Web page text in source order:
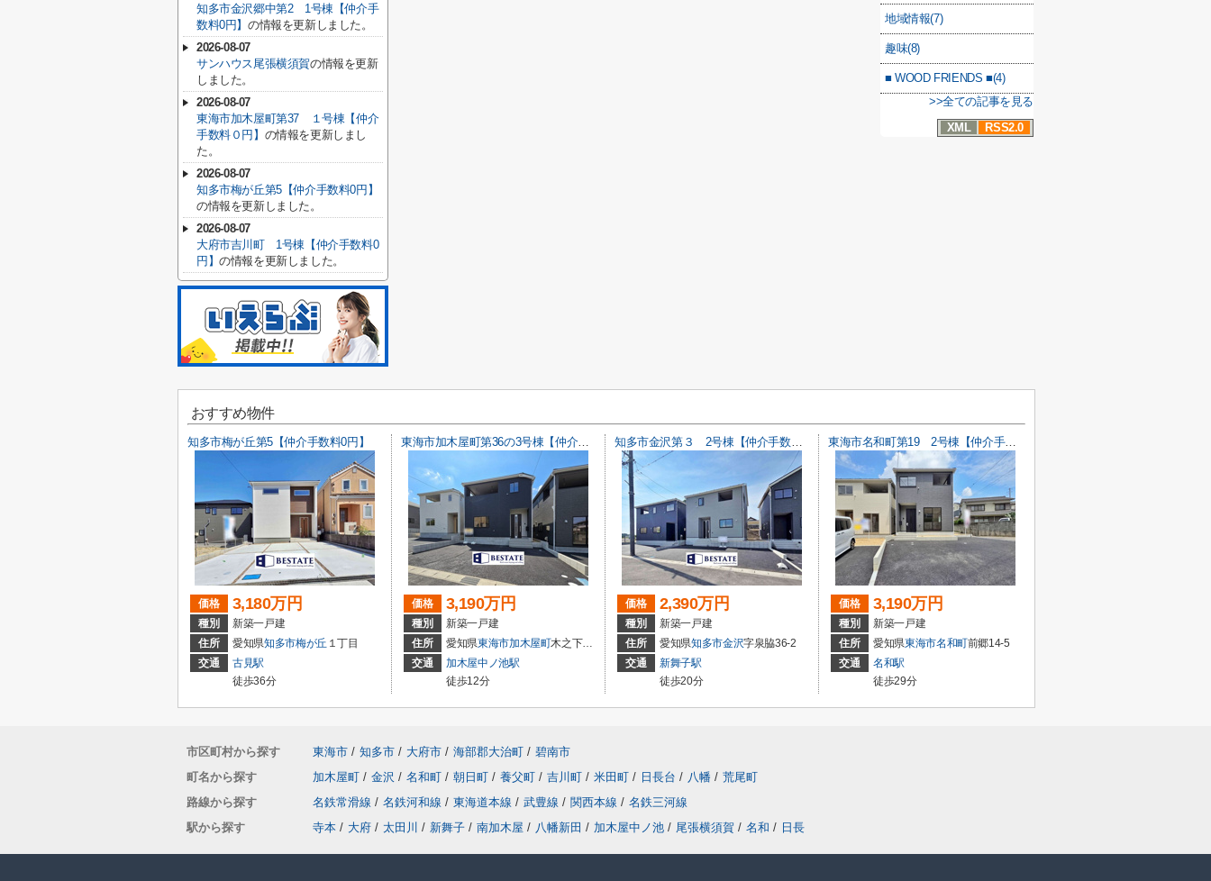
地域情報(7)
趣味(8)
■ WOOD FRIENDS ■(4)
>>全ての記事を見る
XML
RSS2.0
知多市金沢郷中第2 1号棟【仲介手
数料0円】の情報を更新しました。
2026-08-07
サンハウス尾張横須賀の情報を更新
しました。
2026-08-07
東海市加木屋町第37 １号棟【仲介
手数料０円】 の情報を更新しまし
た。
2026-08-07
知多市梅が丘第5【仲介手数料0円】
の情報を更新しました。
2026-08-07
大府市吉川町 1号棟【仲介手数料0
円】の情報を更新しました。
おすすめ物件
知多市梅が丘第5【仲介手数料0円】
価格 3,180万円
種別
新築一戸建
住所
愛知県知多市梅が丘 １丁目
交通
古見駅
徒歩36分
東海市加木屋町第36の3号棟【仲介手数料0円】
価格 3,190万円
種別
新築一戸建
住所
愛知県東海市加木屋町木之下152
交通
加木屋中ノ池駅
徒歩12分
知多市金沢第３ 2号棟【仲介手数料0円】
価格 2,390万円
種別
新築一戸建
住所
愛知県知多市金沢字泉脇36-2
交通
新舞子駅
徒歩20分
東海市名和町第19 2号棟【仲介手数料0円】
価格 3,190万円
種別
新築一戸建
住所
愛知県東海市名和町前郷14-5
交通
名和駅
徒歩29分
市区町村から探す 東海市 / 知多市 / 大府市 / 海部郡大治町 / 碧南市
町名から探す
加木屋町 / 金沢 / 名和町 / 朝日町 / 養父町 / 吉川町 / 米田町 / 日長台 / 八幡 / 荒尾町
路線から探す
名鉄常滑線 / 名鉄河和線 / 東海道本線 / 武豊線 / 関西本線 / 名鉄三河線
駅から探す
寺本 / 大府 / 太田川 / 新舞子 / 南加木屋 / 八幡新田 / 加木屋中ノ池 / 尾張横須賀 / 名和 / 日長